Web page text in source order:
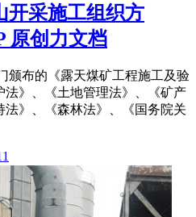
开采施工组织方
原创力文档
颁布的《露天煤矿工程施工及验
法》、《土地管理法》、《矿产
法》、《森林法》、《国务院关